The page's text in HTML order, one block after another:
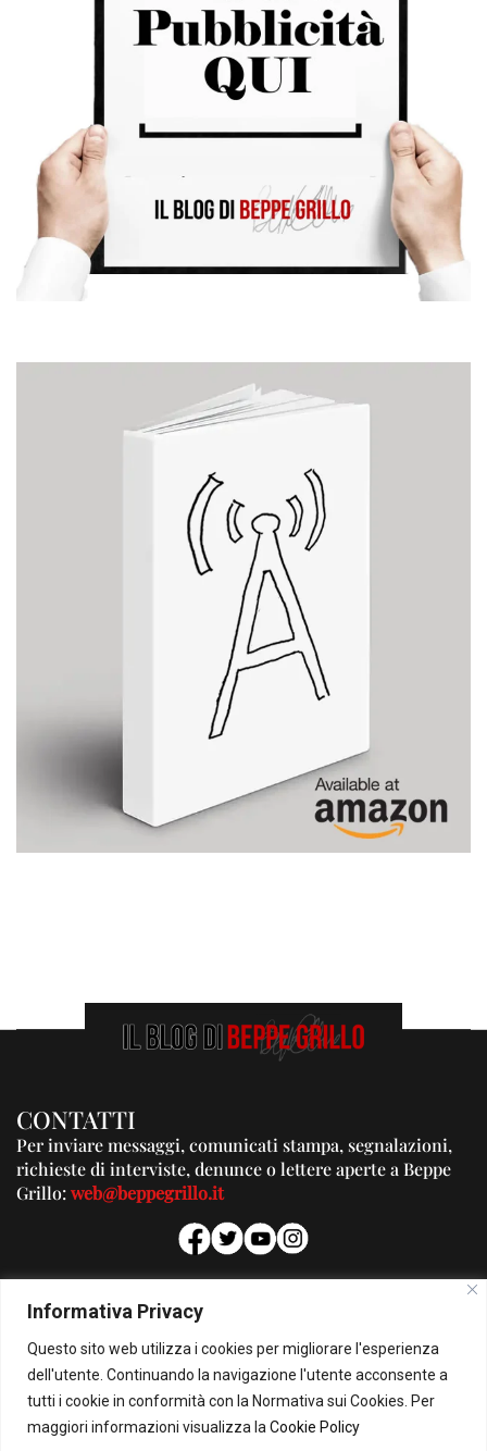
Informativa Privacy
Questo sito web utilizza i cookies per migliorare l'esperienza
dell'utente. Continuando la navigazione l'utente acconsente a
tutti i cookie in conformità con la Normativa sui Cookies. Per
maggiori informazioni visualizza la Cookie Policy
CONTATTI
Per inviare messaggi, comunicati stampa, segnalazioni,
richieste di interviste, denunce o lettere aperte a Beppe
Grillo:web@beppegrillo.it
PUBBLICITA'
Per la tua pubblicità su questo Blog:
pubblicita@beppegrillo.it